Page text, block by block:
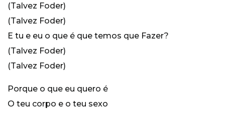
(Talvez Foder)
(Talvez Foder)
E tu e eu o que é que temos que Fazer?
(Talvez Foder)
(Talvez Foder)
Porque o que eu quero é
O teu corpo e o teu sexo